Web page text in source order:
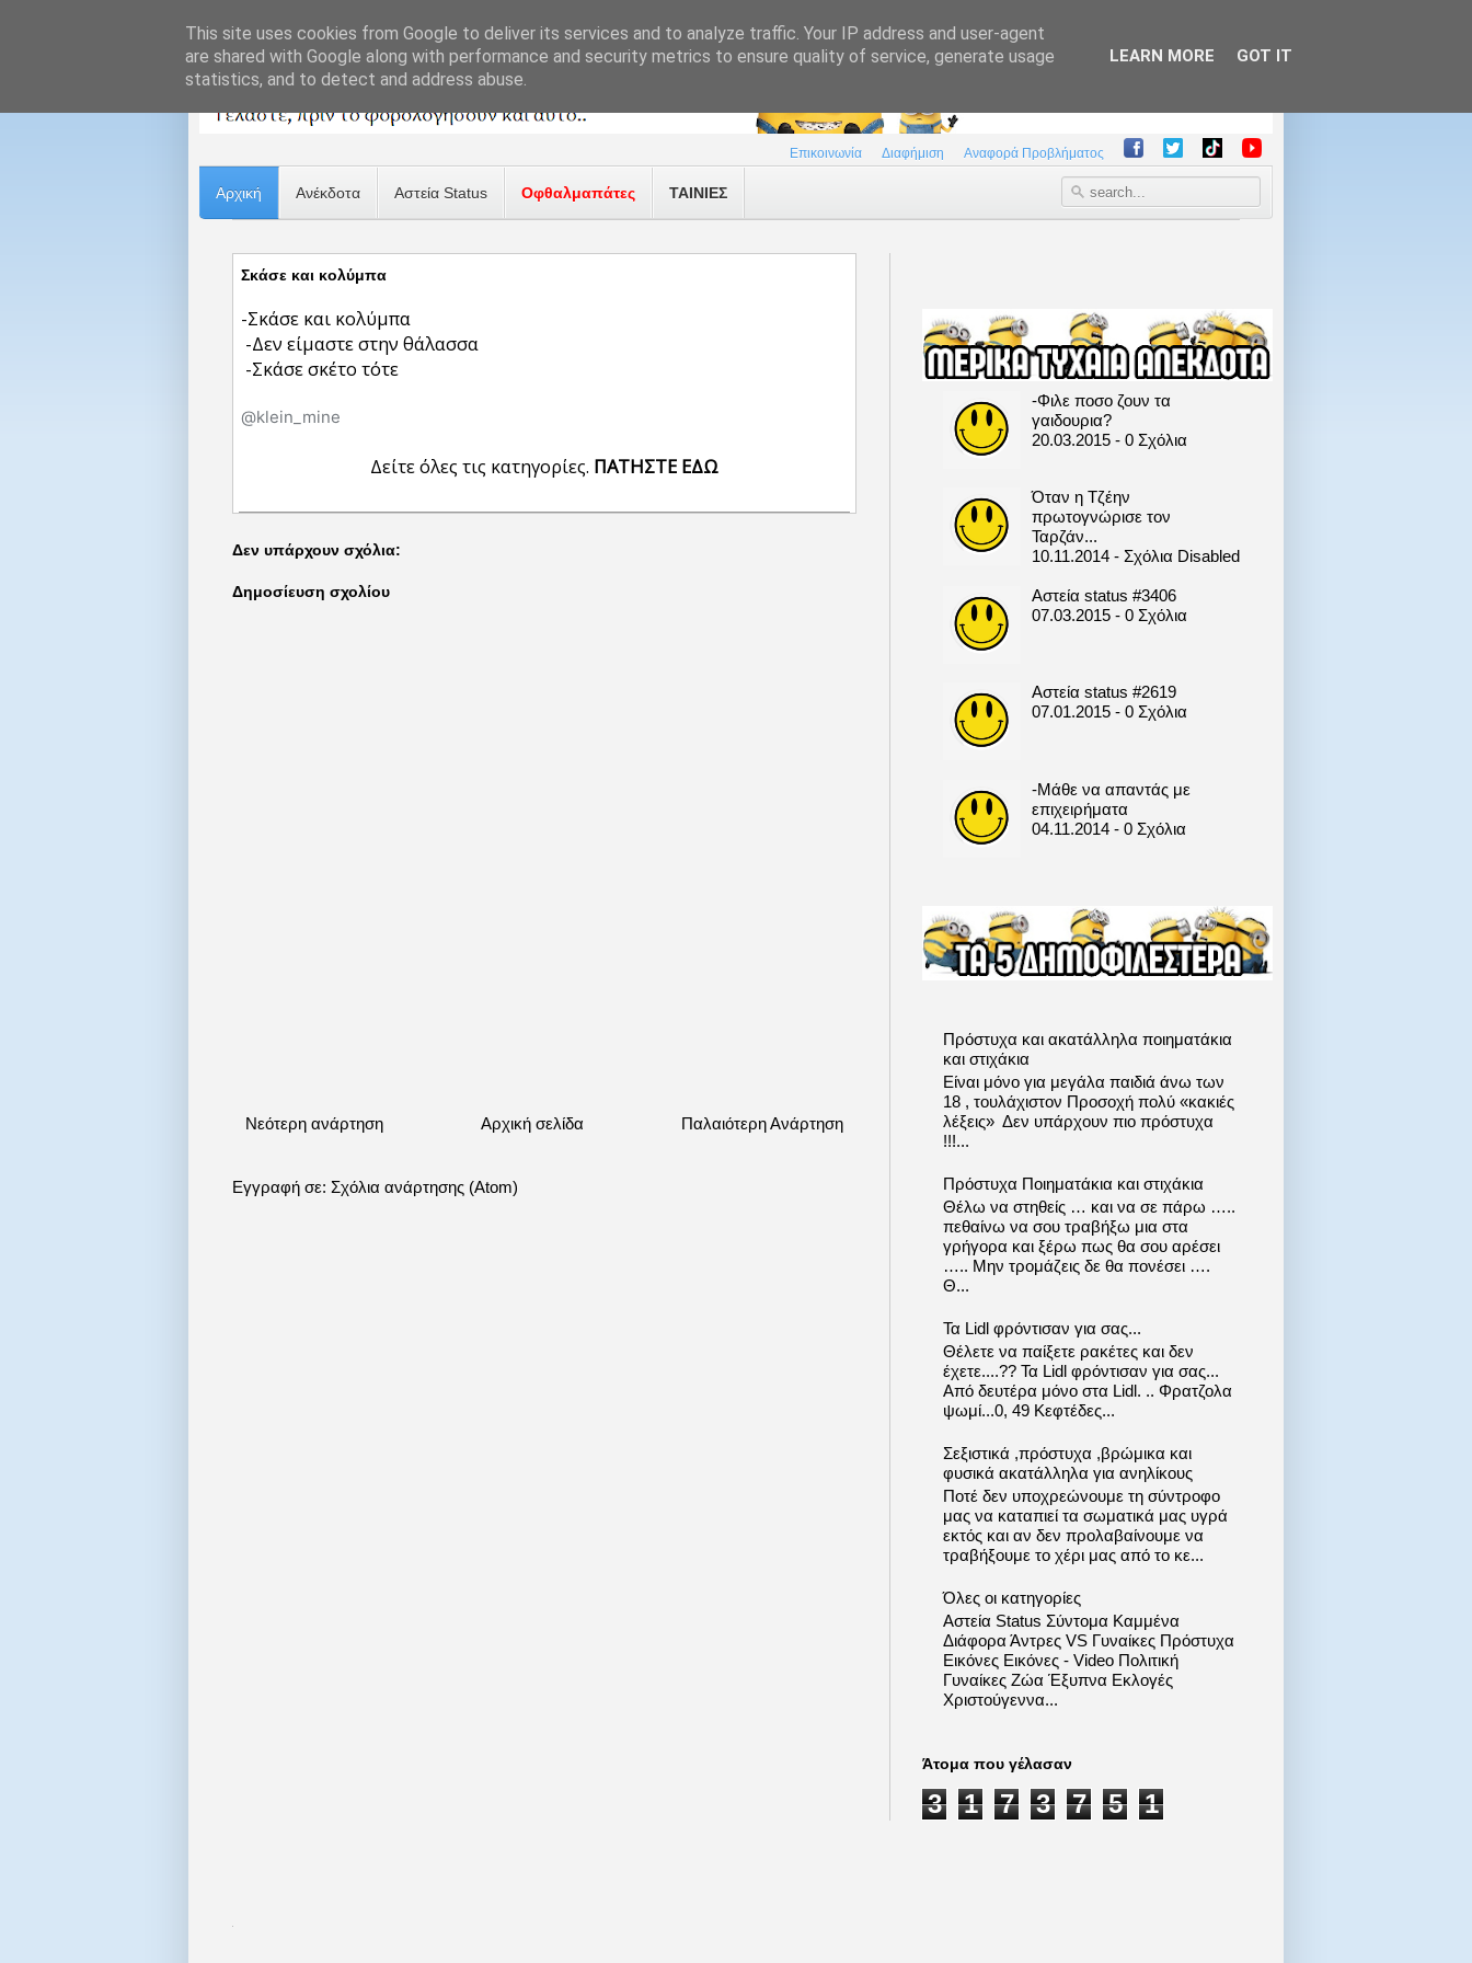
Επικοινωνία Διαφήμιση Αναφορά Προβλήματος
Αρχική Ανέκδοτα Αστεία Status Οφθαλμαπάτες ΤΑΙΝΙΕΣ
Σκάσε και κολύμπα
-Σκάσε και κολύμπα
-Δεν είμαστε στην θάλασσα
-Σκάσε σκέτο τότε
@klein_mine
Δείτε όλες τις κατηγορίες. ΠΑΤΗΣΤΕ ΕΔΩ
Δεν υπάρχουν σχόλια:
Δημοσίευση σχολίου
Νεότερη ανάρτηση Παλαιότερη Ανάρτηση
Αρχική σελίδα
Εγγραφή σε: Σχόλια ανάρτησης (Atom)
-Φιλε ποσο ζουν τα
γαιδουρια?
20.03.2015 - 0 Σχόλια
Όταν η Τζέην
πρωτογνώρισε τον
Ταρζάν...
10.11.2014 - Σχόλια Disabled
Αστεία status #3406
07.03.2015 - 0 Σχόλια
Αστεία status #2619
07.01.2015 - 0 Σχόλια
-Μάθε να απαντάς με
επιχειρήματα
04.11.2014 - 0 Σχόλια
Πρόστυχα και ακατάλληλα ποιηματάκια
και στιχάκια
Είναι μόνο για μεγάλα παιδιά άνω των
18 , τουλάχιστον Προσοχή πολύ «κακιές
λέξεις» Δεν υπάρχουν πιο πρόστυχα
!!!...
Πρόστυχα Ποιηματάκια και στιχάκια
Θέλω να στηθείς … και να σε πάρω …..
πεθαίνω να σου τραβήξω μια στα
γρήγορα και ξέρω πως θα σου αρέσει
….. Μην τρομάζεις δε θα πονέσει ….
Θ...
Τα Lidl φρόντισαν για σας...
Θέλετε να παίξετε ρακέτες και δεν
έχετε....?? Τα Lidl φρόντισαν για σας...
Από δευτέρα μόνο στα Lidl. .. Φρατζολα
ψωμί...0, 49 Κεφτέδες...
Σεξιστικά ,πρόστυχα ,βρώμικα και
φυσικά ακατάλληλα για ανηλίκους
Ποτέ δεν υποχρεώνουμε τη σύντροφο
μας να καταπιεί τα σωματικά μας υγρά
εκτός και αν δεν προλαβαίνουμε να
τραβήξουμε το χέρι μας από το κε...
Όλες οι κατηγορίες
Αστεία Status Σύντομα Καμμένα
Διάφορα Άντρες VS Γυναίκες Πρόστυχα
Εικόνες Εικόνες - Video Πολιτική
Γυναίκες Ζώα Έξυπνα Εκλογές
Χριστούγεννα...
Άτομα που γέλασαν
3 1 7 3 7 5 1
This site uses cookies from Google to deliver its services and to analyze traffic. Your IP address and user-agent
are shared with Google along with performance and security metrics to ensure quality of service, generate usage
statistics, and to detect and address abuse.
LEARN MORE GOT IT